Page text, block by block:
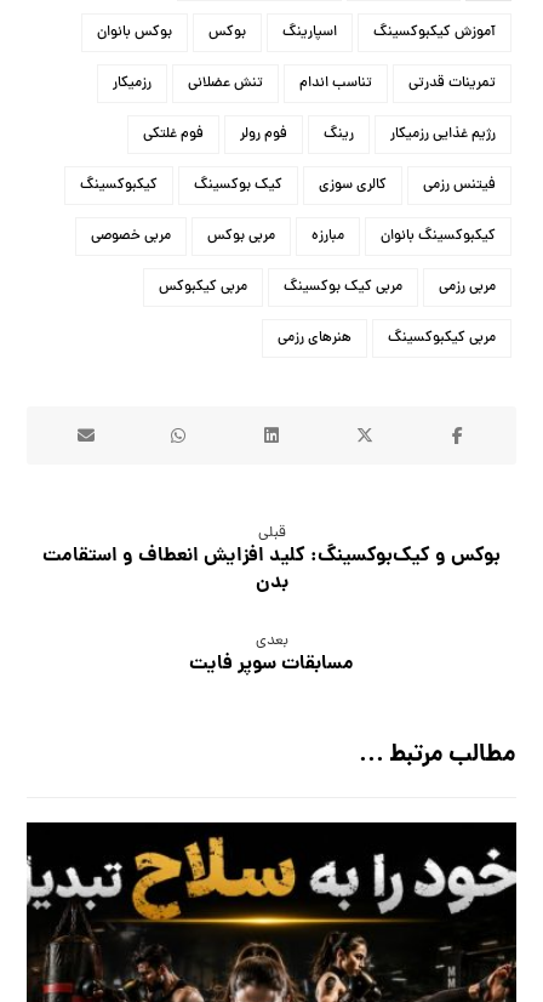
آموزش کیکبوکسینگ اسپارینگ بوکس بوکس بانوان
تمرینات قدرتی تناسب اندام تنش عضلانی رزمیکار
رژیم غذایی رزمیکار رینگ فوم رولر فوم غلتکی
فیتنس رزمی کالری سوزی کیک بوکسینگ کیکبوکسینگ
کیکبوکسینگ بانوان مبارزه مربی بوکس مربی خصوصی
مربی رزمی مربی کیک بوکسینگ مربی کیکبوکس
مربی کیکبوکسینگ هنرهای رزمی
قبلی
بوکس و کیک‌بوکسینگ: کلید افزایش انعطاف و استقامت
بدن
بعدی
مسابقات سوپر فایت
مطالب مرتبط ...